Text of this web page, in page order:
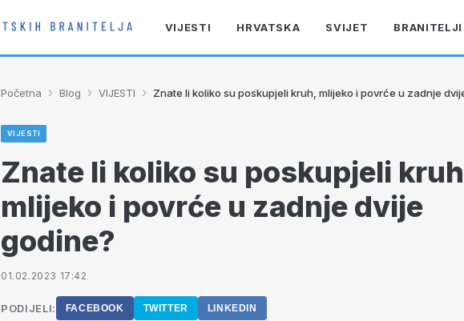
VIJESTI HRVATSKA SVIJET BRANITELJI
Početna › Blog › VIJESTI › Znate li koliko su poskupjeli kruh, mlijeko i povrće u zadnje
VIJESTI
Znate li koliko su poskupjeli
mlijeko i povrće u zadnje dvije
godine?
01.02.2023 17:42
PODIJELI: FACEBOOK TWITTER LINKEDIN